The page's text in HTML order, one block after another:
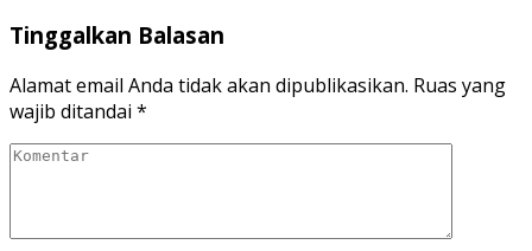
Tinggalkan Balasan
Alamat email Anda tidak akan dipublikasikan. Ruas yang
wajib ditandai *